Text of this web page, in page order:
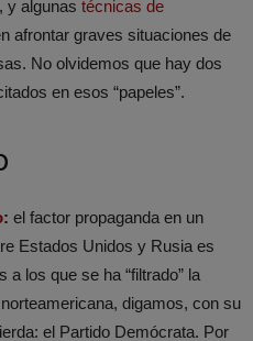
y algunas técnicas de
afrontar graves situaciones de
No olvidemos que hay dos
en esos “papeles”.
: el factor propaganda en un
Estados Unidos y Rusia es
los que se ha “filtrado” la
digamos, con su
el Partido Demócrata. Por